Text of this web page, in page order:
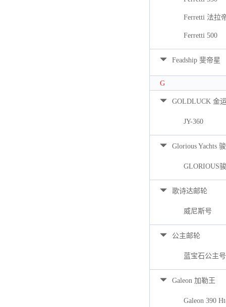
Ferretti 法拉
Ferretti 500
Feadship 斐帝星
G
GOLDLUCK 金
JY-360
Glorious Yachts
GLORIOUS
歌诗达邮轮
威尼斯号
公主邮轮
蓝宝石公主号
Galeon 加勒王
Galeon 390